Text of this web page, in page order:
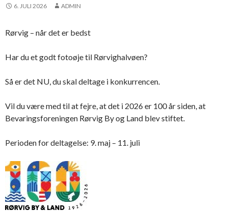
6. JULI 2026 ADMIN
Rørvig – når det er bedst
Har du et godt fotoøje til Rørvighalvøen?
Så er det NU, du skal deltage i konkurrencen.
Vil du være med til at fejre, at det i 2026 er 100 år siden, at
Bevaringsforeningen Rørvig By og Land blev stiftet.
Perioden for deltagelse: 9. maj – 11. juli